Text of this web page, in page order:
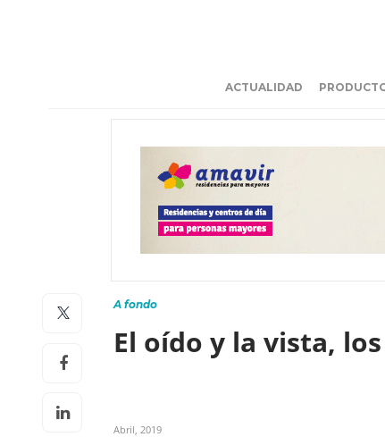
ACTUALIDAD
A fondo
El oído y la vista,
Abril, 2019